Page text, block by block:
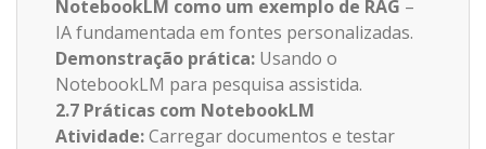
NotebookLM como um exemplo de RAG –
IA fundamentada em fontes personalizadas.
Demonstração prática: Usando o
NotebookLM para pesquisa assistida.
2.7 Práticas com NotebookLM
Atividade:Carregar documentos e testar